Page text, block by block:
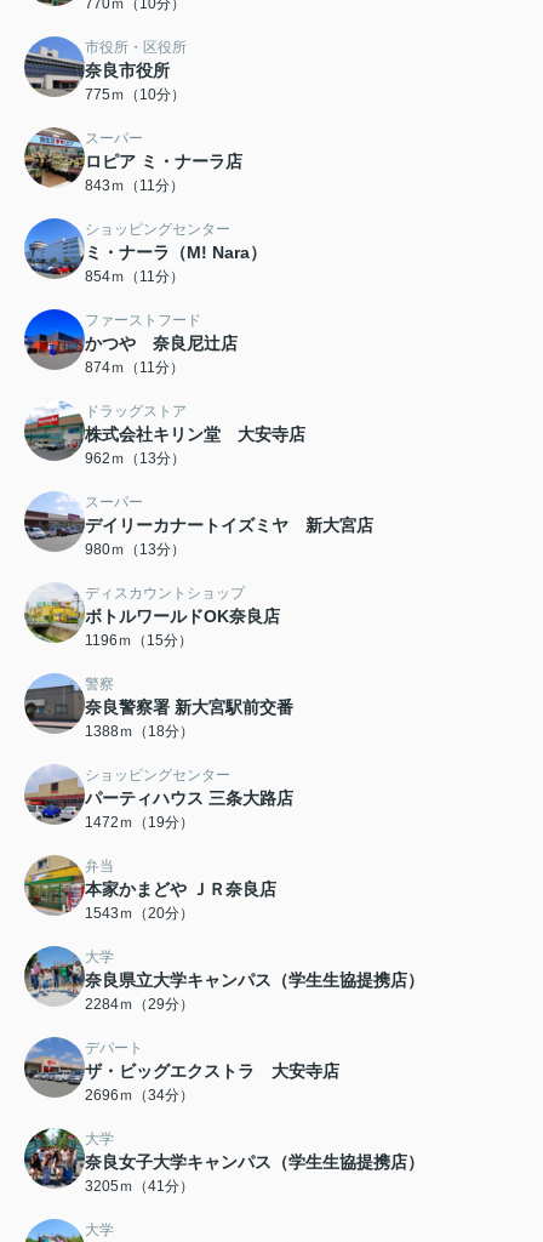
770ｍ（10分）
市役所・区役所
奈良市役所
775ｍ（10分）
スーパー
ロピア ミ・ナーラ店
843ｍ（11分）
ショッピングセンター
ミ・ナーラ（M! Nara）
854ｍ（11分）
ファーストフード
かつや 奈良尼辻店
874ｍ（11分）
ドラッグストア
株式会社キリン堂 大安寺店
962ｍ（13分）
スーパー
デイリーカナートイズミヤ 新大宮店
980ｍ（13分）
ディスカウントショップ
ボトルワールドOK奈良店
1196ｍ（15分）
警察
奈良警察署 新大宮駅前交番
1388ｍ（18分）
ショッピングセンター
パーティハウス 三条大路店
1472ｍ（19分）
弁当
本家かまどや ＪＲ奈良店
1543ｍ（20分）
大学
奈良県立大学キャンパス（学生生協提携店）
2284ｍ（29分）
デパート
ザ・ビッグエクストラ 大安寺店
2696ｍ（34分）
大学
奈良女子大学キャンパス（学生生協提携店）
3205ｍ（41分）
大学